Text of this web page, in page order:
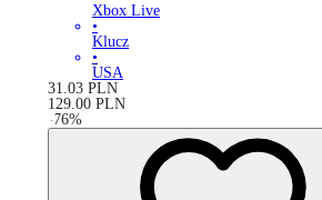
Xbox Live
•
Klucz
•
USA
31.03 PLN
129.00 PLN
-76%